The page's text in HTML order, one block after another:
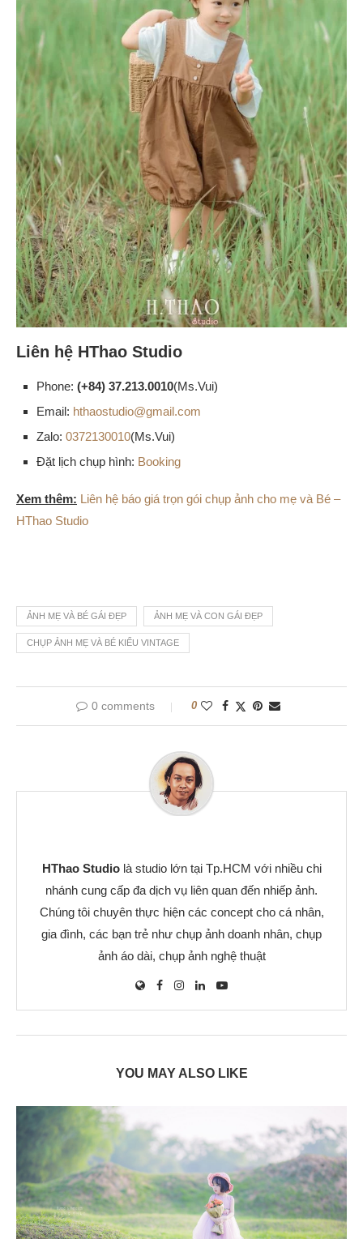
Liên hệ HThao Studio
Phone: (+84) 37.213.0010(Ms.Vui)
Email: hthaostudio@gmail.com
Zalo: 0372130010(Ms.Vui)
Đặt lịch chụp hình: Booking
Xem thêm: Liên hệ báo giá trọn gói chụp ảnh cho mẹ và Bé –
HThao Studio
ẢNH MẸ VÀ BÉ GÁI ĐẸP ẢNH MẸ VÀ CON GÁI ĐẸP
CHỤP ẢNH MẸ VÀ BÉ KIỂU VINTAGE
0 comments 0
HThao Studiolà studio lớn tại Tp.HCM với nhiều chi
nhánh cung cấp đa dịch vụ liên quan đến nhiếp ảnh.
Chúng tôi chuyên thực hiện các concept cho cá nhân,
gia đình, các bạn trẻ như chụp ảnh doanh nhân, chụp
ảnh áo dài, chụp ảnh nghệ thuật
YOU MAY ALSO LIKE